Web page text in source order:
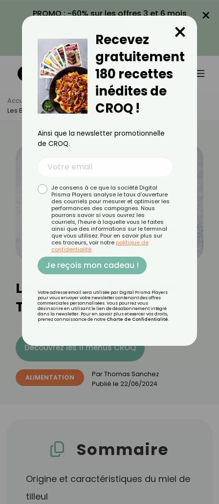
PROMO : -60% sur les offres 3 et 6 mois
VOIR LA PROMO
×
Accueil Actus
Alimentation
Les Bienfaits Du Miel De Tilleul
Les bienfaits du miel de
Tilleul
Découvrez les 11 menus CROQ
ALIMENTATION ParThomas Sanchez
Publié le 22/06/2024
Sommaire
Origine et caractéristiques du miel de
tilleul
Recevez
gratuitement
180 recettes
inédites de
CROQ !
×
Ainsi que la newsletter promotionnelle
de CROQ.
Je consens à ce que la société Digital
Prisma Players analyse le taux d'ouverture
des courriels pour mesurer et optimiser les
performances des campagnes. Nous
pourrons savoir si vous ouvrez les
courriels, l'heure à laquelle vous le faites
ainsi que des informations sur le terminal
que vous utilisez. Pour en savoir plus sur
ces traceurs, voir notre politique de
confidentialité.
Je reçois mon cadeau !
Votre adresse email sera utilisée par Digital Prisma Players
pour vous envoyer votre newsletter contenant des offres
commerciales personnalisées. Vous pourrez vous
désinscrire en utilisant le lien de désabonnement intégré
dans la newsletter. Pour en savoir plus et exercer vos droits,
prenez connaissance de notre Charte de Confidentialité.